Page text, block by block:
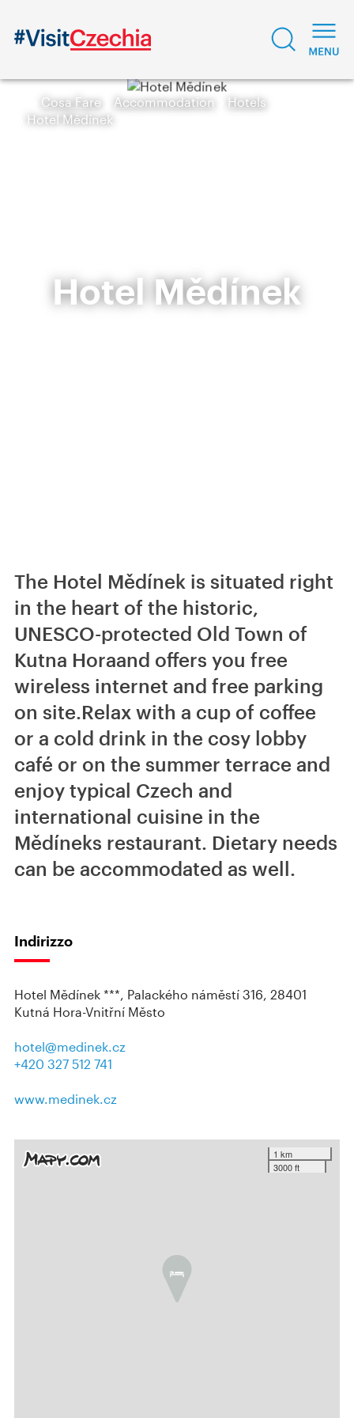
Cosa Fare Accommodation
Hotels
Hotel Mědínek
Hotel Mědínek
The Hotel Mědínek is situated right
in the heart of the historic,
UNESCO-protected Old Town of
Kutna Horaand offers you free
wireless internet and free parking
on site.Relax with a cup of coffee
or a cold drink in the cosy lobby
café or on the summer terrace and
enjoy typical Czech and
international cuisine in the
Mědíneks restaurant. Dietary needs
can be accommodated as well.
Indirizzo
Hotel Mědínek ***, Palackého náměstí 316, 28401
Kutná Hora-Vnitřní Město
hotel@medinek.cz
+420 327 512 741
www.medinek.cz
1 km
3000 ft